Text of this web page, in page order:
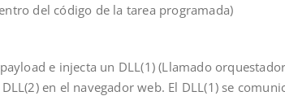
del código de la tarea programada)
e injecta un DLL(1) (Llamado
en el navegador web. El DLL(1) se